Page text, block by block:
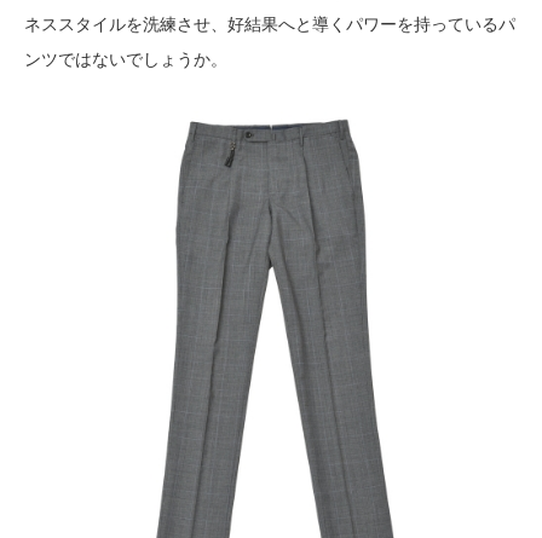
ネススタイルを洗練させ、好結果へと導くパワーを持っているパ
ンツではないでしょうか。